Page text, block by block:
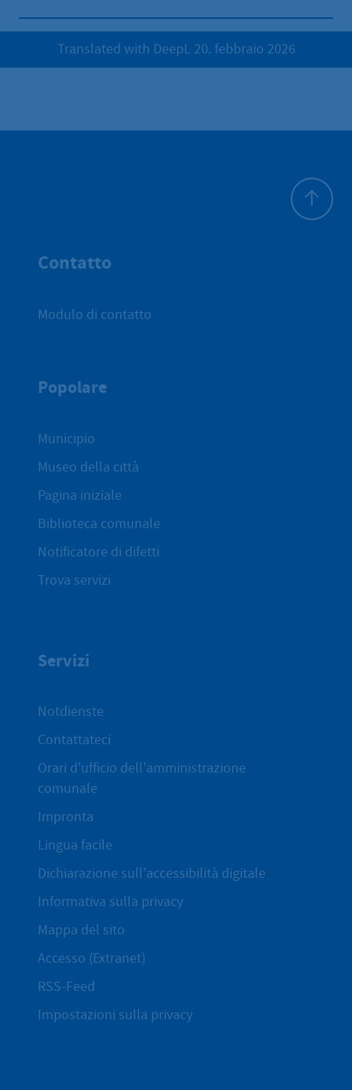
Translated with DeepL 20. febbraio 2026
Contatto
Modulo di contatto
Popolare
Municipio
Museo della città
Pagina iniziale
Biblioteca comunale
Notificatore di difetti
Trova servizi
Servizi
Notdienste
Contattateci
Orari d'ufficio dell'amministrazione
comunale
Impronta
Lingua facile
Dichiarazione sull'accessibilità digitale
Informativa sulla privacy
Mappa del sito
Accesso (Extranet)
RSS-Feed
Impostazioni sulla privacy